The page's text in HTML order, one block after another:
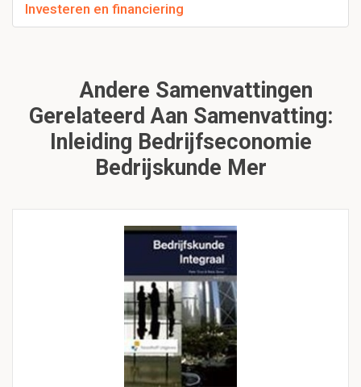
Investeren en financiering
Andere Samenvattingen
Gerelateerd Aan Samenvatting:
Inleiding Bedrijfseconomie
Bedrijskunde Mer